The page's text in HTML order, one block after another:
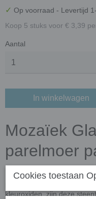
✓ Op voorraad - Levertijd
Koop 5 stuks voor € 3,39
Aantal
In winkelwagen
Mozaïek
parelmoer
Breng je creativiteit tot
kleuroxiden, zijn deze
Cookies toestaan